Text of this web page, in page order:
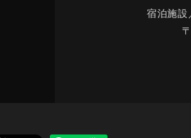
宿泊施設